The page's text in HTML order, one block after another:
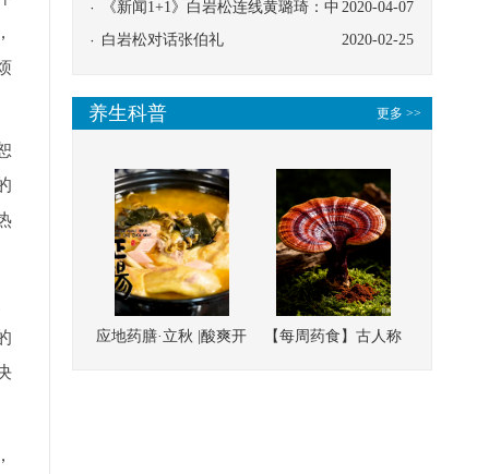
协同
2020-04-07
《新闻1+1》白岩松连线黄璐琦：中
医救治的临床效果
2020-02-25
白岩松对话张伯礼
更多 >>
养生科普
应地药膳·立秋 |酸爽开
【每周药食】古人称